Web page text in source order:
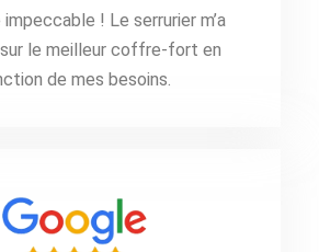
! Le serrurier m’a
le meilleur coffre-fort en
de mes besoins.